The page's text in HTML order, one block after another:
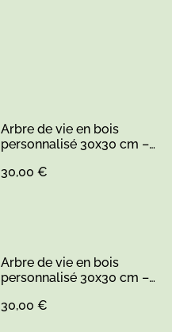
Arbre de vie en bois
personnalisé 30x30 cm –
30,00 €
Arbre de vie en bois
personnalisé 30x30 cm –
30,00 €